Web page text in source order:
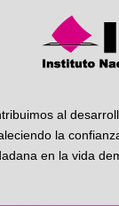
al
la
en la vida